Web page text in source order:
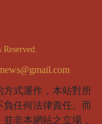
方式運作，本站對所
任何法律責任。而
非本網站之立場，